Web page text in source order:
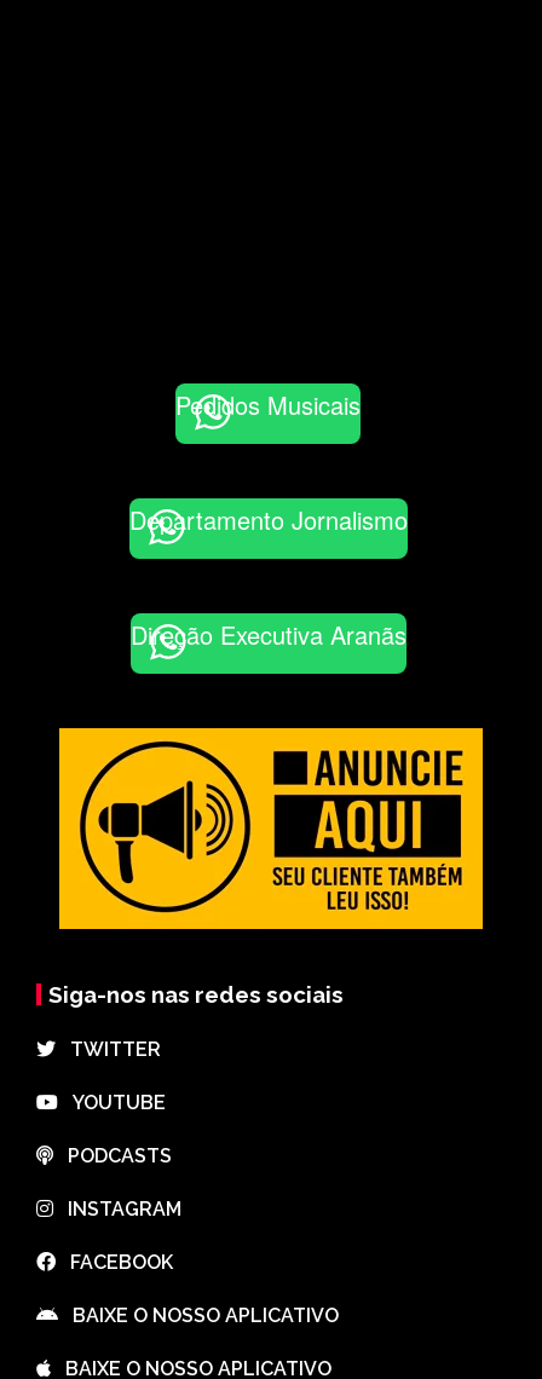
Pedidos Musicais
Departamento Jornalismo
Direção Executiva Aranãs
Siga-nos nas redes sociais
⠀TWITTER
⠀YOUTUBE
⠀PODCASTS
⠀INSTAGRAM
⠀FACEBOOK
⠀BAIXE O NOSSO APLICATIVO
⠀BAIXE O NOSSO APLICATIVO